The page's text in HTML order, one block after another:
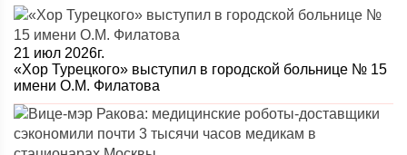
21 июл 2026г.
«Хор Турецкого» выступил в городской больнице № 15
имени О.М. Филатова